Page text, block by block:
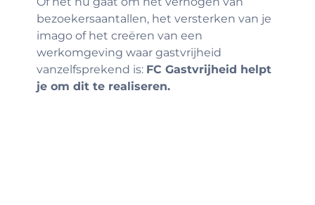
bezoekersaantallen, het versterken van je
imago of het creëren van een
werkomgeving waar gastvrijheid
vanzelfsprekend is: FC Gastvrijheid helpt
je om dit te realiseren.